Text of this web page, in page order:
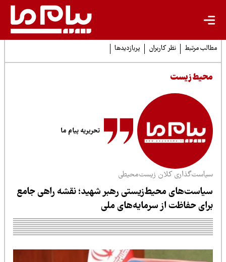
مرتبط نظر کاربران پربازدیدها
زیست
تحریریه پیام ما
کلان زیست‌محیطی
محیط‌زیستی رهبر شهید؛ نقشه راهی جامع
حفاظت از سرمایه‌های ملی